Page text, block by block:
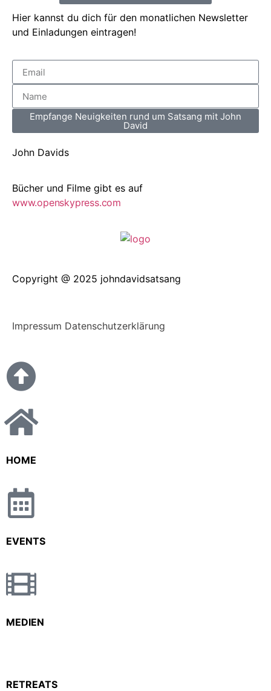
Hier kannst du dich für den monatlichen Newsletter
und Einladungen eintragen!
Empfange Neuigkeiten rund um Satsang mit John
David
John Davids
Bücher und Filme gibt es auf
www.openskypress.com
Copyright @ 2025 johndavidsatsang
Impressum Datenschutzerklärung
HOME
EVENTS
MEDIEN
RETREATS